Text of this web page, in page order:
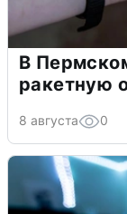
В
ракетную
8 августа 0